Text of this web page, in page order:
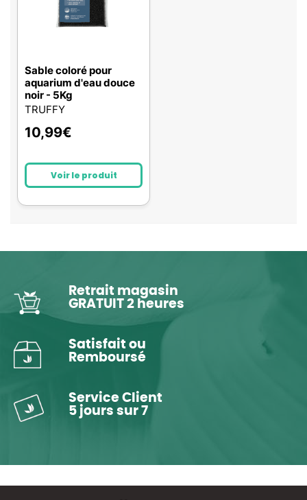
Sable coloré pour
aquarium d'eau douce
noir - 5Kg
TRUFFY
10,99€
Voir le produit
Retrait magasin
GRATUIT 2 heures
Satisfait ou
Remboursé
Service Client
5 jours sur 7